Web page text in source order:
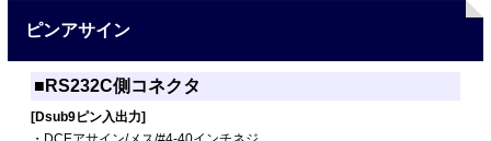
ピンアサイン
■RS232C側コネクタ
[Dsub9ピン入出力]